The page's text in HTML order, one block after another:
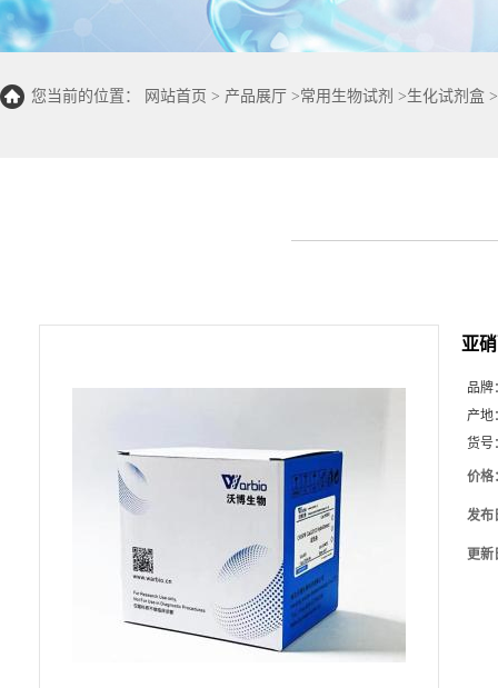
您当前的位置： 网站首页 > 产品展厅 >常用生物试剂 >生化试剂盒 >
亚
品牌
产地
货号
价格
发布
更新